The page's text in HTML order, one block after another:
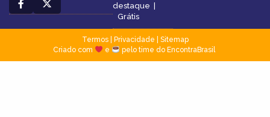
destaque
Grátis
Termos| Privacidade
Sitemap
Criado com
e pelo time do EncontraBrasil